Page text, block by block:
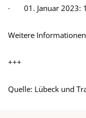
· 01. Januar 2023:
Weitere
+++
Quelle: Lübeck und